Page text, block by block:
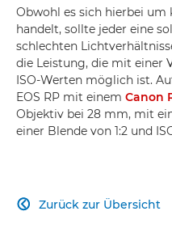
Obwohl es sich hierbei
handelt, sollte jeder eine
schlechten
die Leistung, die mit einer
ISO-Werten möglich ist.
EOS RP mit einem Canon
Objektiv bei 28 mm, mit
einer Blende von 1:2 und
Zurück zur Übersicht
